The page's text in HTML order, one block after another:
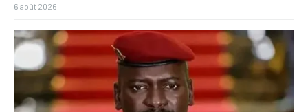
6 août 2026